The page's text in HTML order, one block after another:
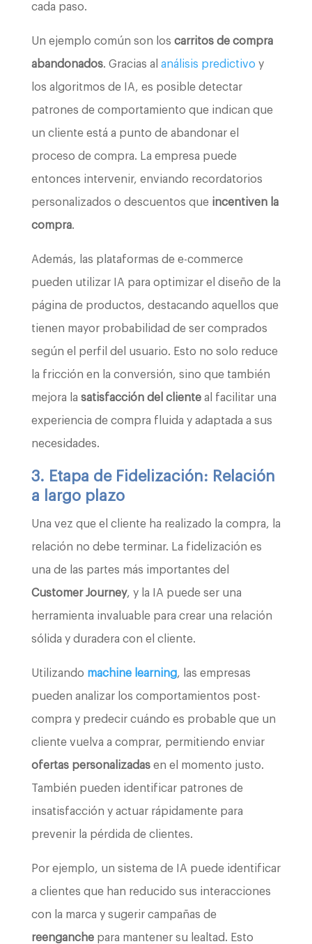
cada paso.
Un ejemplo común son los carritos de compra
abandonados. Gracias al análisis predictivo y
los algoritmos de IA, es posible detectar
patrones de comportamiento que indican que
un cliente está a punto de abandonar el
proceso de compra. La empresa puede
entonces intervenir, enviando recordatorios
personalizados o descuentos que incentiven la
compra.
Además, las plataformas de e-commerce
pueden utilizar IA para optimizar el diseño de la
página de productos, destacando aquellos que
tienen mayor probabilidad de ser comprados
según el perfil del usuario. Esto no solo reduce
la fricción en la conversión, sino que también
mejora la satisfacción del clienteal facilitar una
experiencia de compra fluida y adaptada a sus
necesidades.
3. Etapa de Fidelización: Relación
a largo plazo
Una vez que el cliente ha realizado la compra, la
relación no debe terminar. La fidelización es
una de las partes más importantes del
Customer Journey, y la IA puede ser una
herramienta invaluable para crear una relación
sólida y duradera con el cliente.
Utilizando machine learning, las empresas
pueden analizar los comportamientos post-
compra y predecir cuándo es probable que un
cliente vuelva a comprar, permitiendo enviar
ofertas personalizadasen el momento justo.
También pueden identificar patrones de
insatisfacción y actuar rápidamente para
prevenir la pérdida de clientes.
Por ejemplo, un sistema de IA puede identificar
a clientes que han reducido sus interacciones
con la marca y sugerir campañas de
reenganchepara mantener su lealtad. Esto